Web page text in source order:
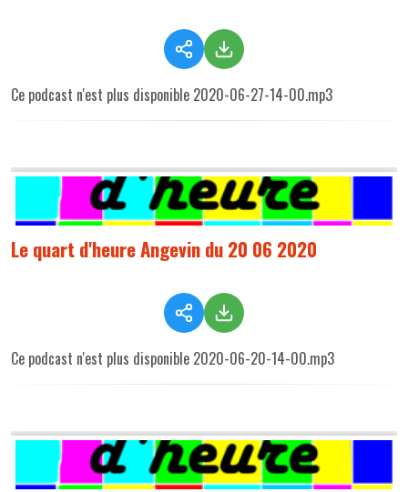
Ce podcast n'est plus disponible 2020-06-27-14-00.mp3
Le quart d'heure Angevin du 20 06 2020
Ce podcast n'est plus disponible 2020-06-20-14-00.mp3